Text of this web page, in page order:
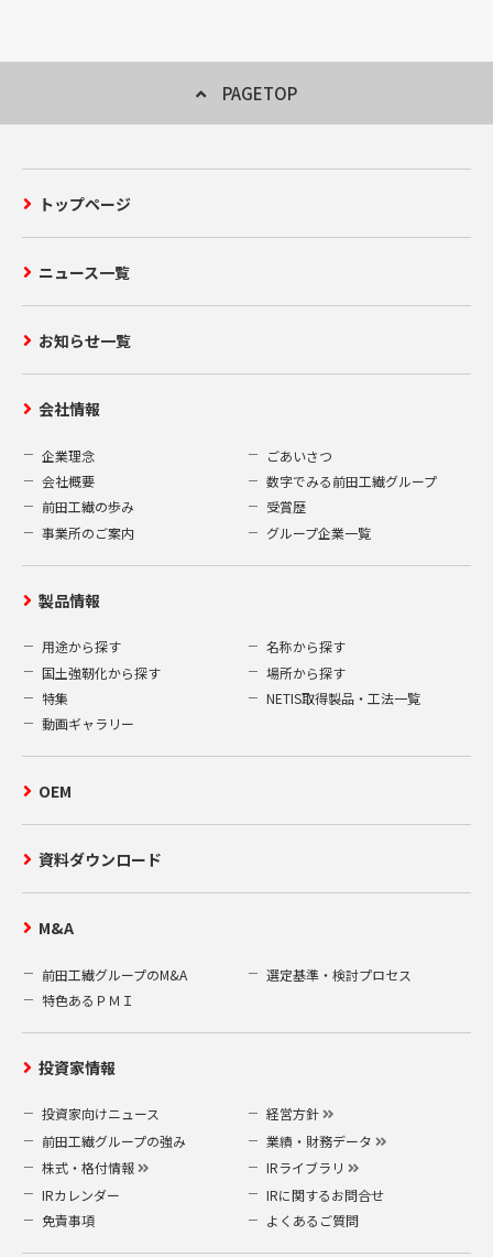
PAGETOP
トップページ
ニュース一覧
お知らせ一覧
会社情報
企業理念
ごあいさつ
会社概要
数字でみる前田工繊グループ
前田工繊の歩み
受賞歴
事業所のご案内
グループ企業一覧
製品情報
用途から探す
名称から探す
国土強靭化から探す
場所から探す
特集
NETIS取得製品・工法一覧
動画ギャラリー
OEM
資料ダウンロード
M&A
前田工繊グループのM&A
選定基準・検討プロセス
特色あるＰＭＩ
投資家情報
投資家向けニュース
経営方針
前田工繊グループの強み
業績・財務データ
株式・格付情報
IRライブラリ
IRカレンダー
IRに関するお問合せ
免責事項
よくあるご質問